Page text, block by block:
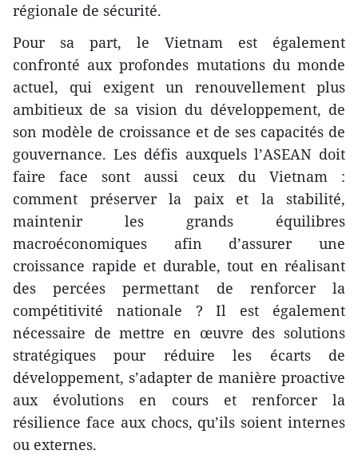
régionale de sécurité.
Pour sa part, le Vietnam est également
confronté aux profondes mutations du monde
actuel, qui exigent un renouvellement plus
ambitieux de sa vision du développement, de
son modèle de croissance et de ses capacités de
gouvernance. Les défis auxquels l’ASEAN doit
faire face sont aussi ceux du Vietnam :
comment préserver la paix et la stabilité,
maintenir les grands équilibres
macroéconomiques afin d’assurer une
croissance rapide et durable, tout en réalisant
des percées permettant de renforcer la
compétitivité nationale ? Il est également
nécessaire de mettre en œuvre des solutions
stratégiques pour réduire les écarts de
développement, s’adapter de manière proactive
aux évolutions en cours et renforcer la
résilience face aux chocs, qu’ils soient internes
ou externes.